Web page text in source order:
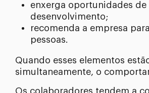
enxerga oportunidades de
desenvolvimento;
recomenda a empresa
pessoas.
Quando esses elementos
simultaneamente, o
Os colaboradores tendem a